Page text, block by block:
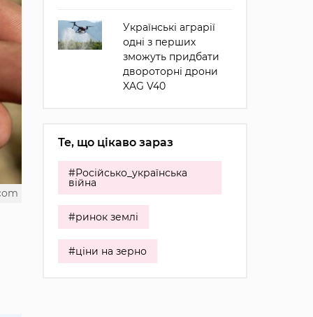
Українські аграрії
одні з перших
зможуть придбати
двороторні дрони
XAG V40
Те, що цікаво зараз
#Російсько_українська
війна
#ринок землі
#ціни на зерно